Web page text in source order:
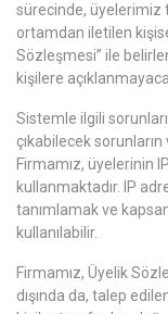
sürecinde, üyelerimiz
ortamdan iletilen
Sözleşmesi” ile
kişilere
Sistemle ilgili
çıkabilecek
Firmamız, üyelerinin
kullanmaktadır. IP
tanımlamak ve
kullanılabilir.
Firmamız, Üyelik
dışında da, talep